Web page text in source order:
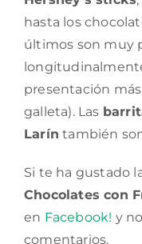
hasta los
últimos son muy
presentación
galleta). Las
Larín también
Si te ha gustado
Chocolates con
en Facebook! y
comentarios.